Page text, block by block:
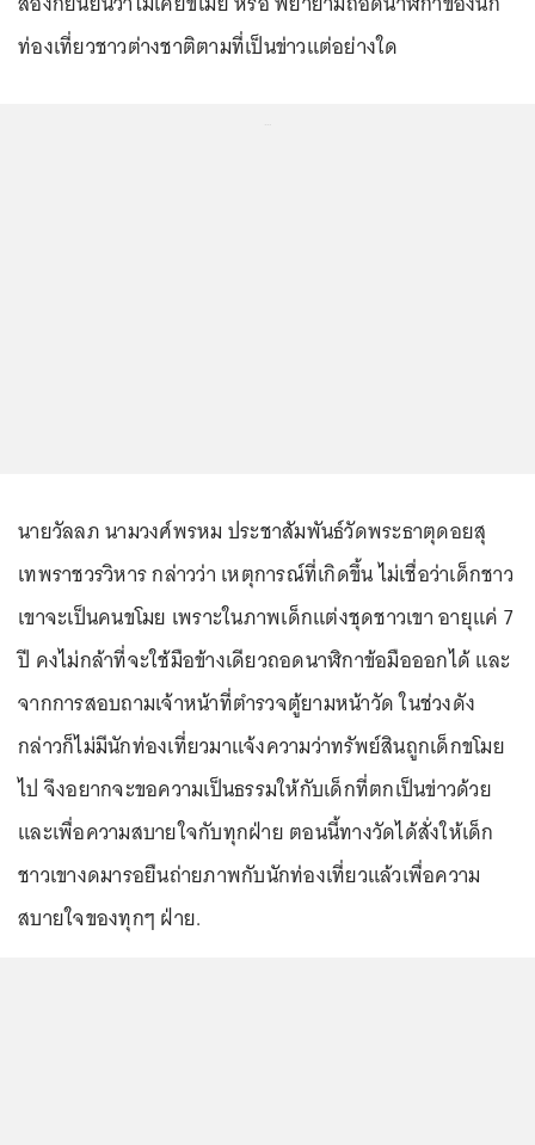
ท่องเที่ยวชาวต่างชาติตามที่เป็นข่าวแต่อย่างใด
นายวัลลภ นามวงศ์พรหม ประชาสัมพันธ์วัดพระธาตุดอยสุ
เทพราชวรวิหาร กล่าวว่า เหตุการณ์ที่เกิดขึ้น ไม่เชื่อว่าเด็กชาว
เขาจะเป็นคนขโมย เพราะในภาพเด็กแต่งชุดชาวเขา อายุแค่ 7
ปี คงไม่กล้าที่จะใช้มือข้างเดียวถอดนาฬิกาข้อมือออกได้ และ
จากการสอบถามเจ้าหน้าที่ตำรวจตู้ยามหน้าวัด ในช่วงดัง
กล่าวก็ไม่มีนักท่องเที่ยวมาแจ้งความว่าทรัพย์สินถูกเด็กขโมย
ไป จึงอยากจะขอความเป็นธรรมให้กับเด็กที่ตกเป็นข่าวด้วย
และเพื่อความสบายใจกับทุกฝ่าย ตอนนี้ทางวัดได้สั่งให้เด็ก
ชาวเขางดมารอยืนถ่ายภาพกับนักท่องเที่ยวแล้วเพื่อความ
สบายใจของทุกๆ ฝ่าย.